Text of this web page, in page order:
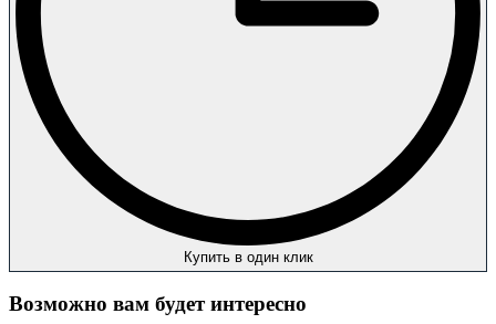
Купить в один клик
Возможно вам будет интересно